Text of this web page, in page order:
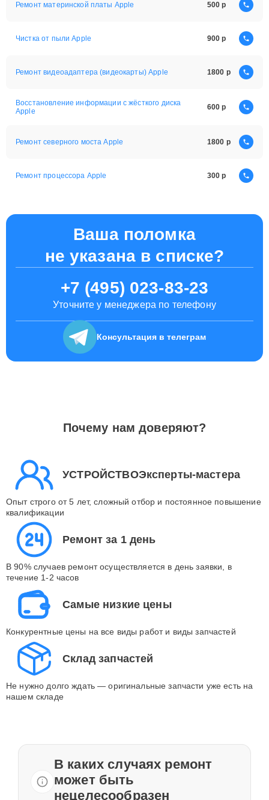
Ремонт материнской платы Apple 500
Чистка от пыли Apple 900
Ремонт видеоадаптера (видеокарты) Apple 1800
Восстановление информации с жёсткого диска
Apple
600
Ремонт северного моста Apple 1800
Ремонт процессора Apple 300
Ваша поломка
не указана в списке?
+7 (495) 023-83-23
Уточните у менеджера по телефону
Консультация в телеграм
Почему нам доверяют?
УСТРОЙСТВОЭксперты-мастера
Опыт строго от 5 лет, сложный отбор и постоянное повышение
квалификации
Ремонт за 1 день
В 90% случаев ремонт осуществляется в день заявки, в
течение 1-2 часов
Самые низкие цены
Конкурентные цены на все виды работ и виды запчастей
Склад запчастей
Не нужно долго ждать — оригинальные запчасти уже есть на
нашем складе
В каких случаях ремонт
может быть
нецелесообразен